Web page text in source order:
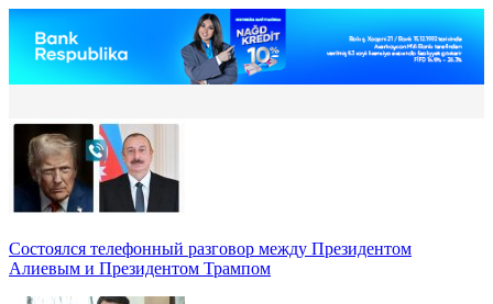
Состоялся телефонный разговор между Президентом
Алиевым и Президентом Трампом